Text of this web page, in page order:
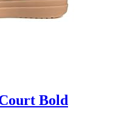
Bold